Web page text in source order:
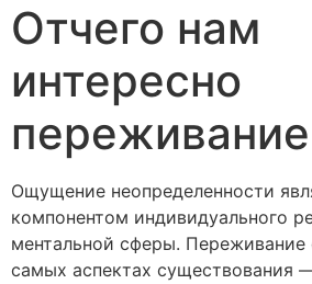
Отчего нам
интересно
Ощущение неопределенности
компонентом индивидуального
ментальной сферы. Переживание
самых аспектах существования